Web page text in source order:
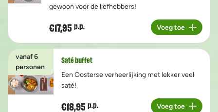
gewoon voor de liefhebbers!
€17,95 p.p.
Aantal
Voeg toe
vanaf 6
personen
Saté buffet
Een Oosterse verheerlijking met lekker veel
saté!
€18,95 p.p. Voeg toe